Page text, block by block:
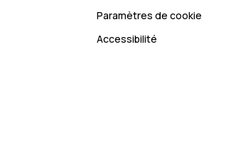
Paramètres de cookie
Accessibilité